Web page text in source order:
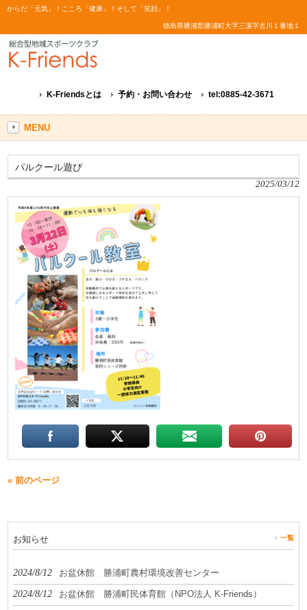
からだ「元気」！こころ「健康」！そして「笑顔」！
徳島県勝浦郡勝浦町大字三溪字古川１番地１
K-Friendsとは 予約・お問い合わせ tel:0885-42-3671
MENU
パルクール遊び
2025/03/12
« 前のページ
お知らせ 一覧
2024/8/12 お盆休館 勝浦町農村環境改善センター
2024/8/12 お盆休館 勝浦町民体育館（NPO法人 K-Friends）